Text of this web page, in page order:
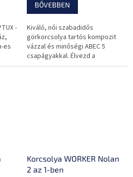
-
es
BŐVEBBEN
Kiváló, női szabadidős
görkorcsolya tartós kompozit
vázzal és minőségi ABEC 5
csapágyakkal. Élvezd a
kényelmes formájú, stílusos
Korcsolya WORKER Nolan
2 az 1-ben